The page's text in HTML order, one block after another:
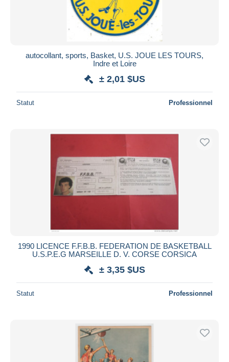
autocollant, sports, Basket, U.S. JOUE LES TOURS,
Indre et Loire
± 2,01 $US
Statut Professionnel
1990 LICENCE F.F.B.B. FEDERATION DE BASKETBALL
U.S.P.E.G MARSEILLE D. V. CORSE CORSICA
± 3,35 $US
Statut Professionnel